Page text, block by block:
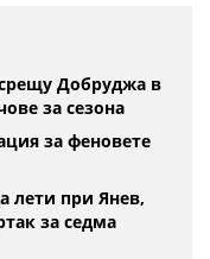
Добруджа в
за сезона
за феновете
лети при Янев,
за седма